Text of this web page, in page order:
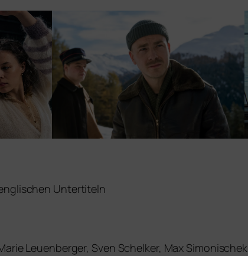
Untertiteln
Leuenberger, Sven Schelker, Max Simonischek